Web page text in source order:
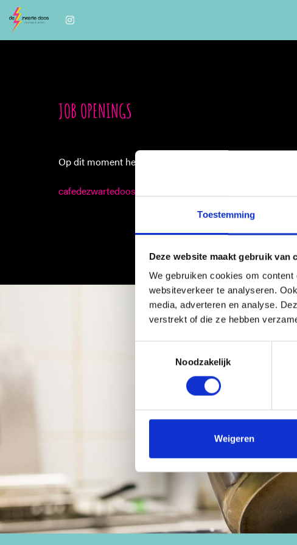
Toestemming
Deze website maakt gebruik van
We gebruiken cookies om
websiteverkeer te analyseren.
media, adverteren en analyse.
verstrekt of die ze hebben
Noodzakelijk
Weigeren
JOB OPENINGS
Op dit moment hebben wij geen openstaande vacatures.
cafedezwartedoos@vermaatgroep.nl